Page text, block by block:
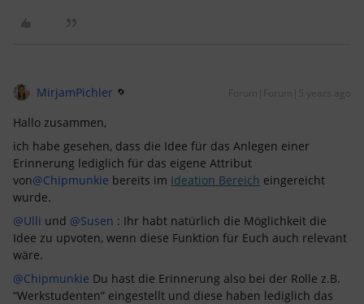
MirjamPichler Forum|Forum|5 years ago
Hallo zusammen,
ich habe gesehen, dass die Idee für das Anlegen einer
Erinnerung lediglich für das eigene Attribut
von@Chipmunkie bereits im Ideation Bereich eingereicht
wurde.
@Ulli und @Susen : Ihr habt natürlich die Möglichkeit die
Idee zu upvoten, wenn diese Funktion für Euch auch relevant
wäre.
@Chipmunkie Du hast die Erinnerung also bei der Rolle z.B.
“Werkstudenten” eingestellt und diese haben lediglich das